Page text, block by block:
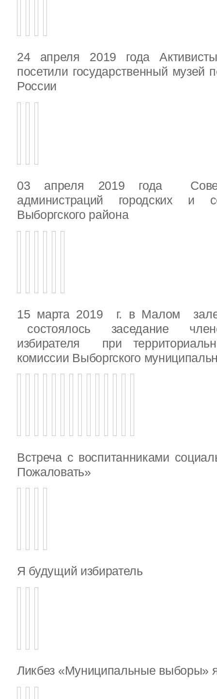
24 апреля 2019 года
посетили государственный музей
России
03 апреля 2019 года
администраций городских и
Выборгского района
15 марта 2019 г. в Малом
состоялось заседание
избирателя при
комиссии Выборгского
Встреча с воспитанниками
Пожаловать»
Я будущий избиратель
Ликбез «Муниципальные выборы»